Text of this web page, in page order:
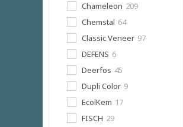
Chameleon 209
Chemstal 64
Classic Veneer 97
DEFENS 6
Deerfos 45
Dupli Color 9
EcolKem 17
FISCH 29